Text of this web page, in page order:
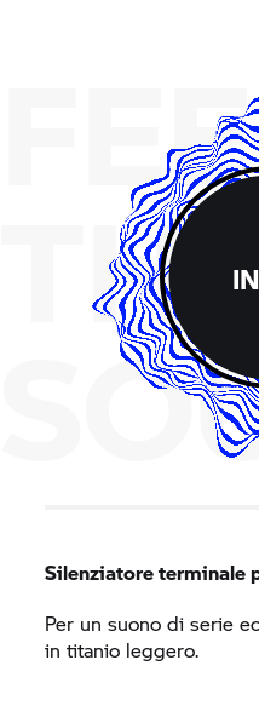
Silenziatore terminale
Per un suono di serie
in titanio leggero.